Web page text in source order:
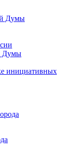
Думы
Думы
инициативных